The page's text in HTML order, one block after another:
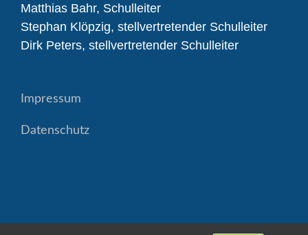
Matthias Bahr, Schulleiter
Stephan Klöpzig, stellvertretender Schulleiter
Dirk Peters, stellvertretender Schulleiter
Impressum
Datenschutz